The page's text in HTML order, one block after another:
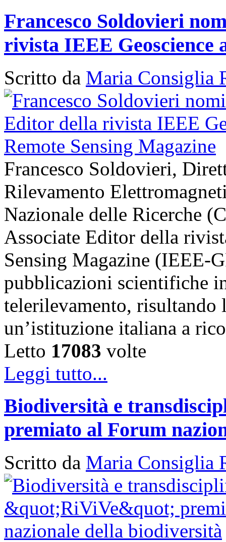
Francesco Soldovieri
rivista IEEE Geoscience
Scritto da Maria Consiglia
Francesco Soldovieri,
Rilevamento
Nazionale delle Ricerche
Associate Editor della
Sensing Magazine (IEEE-
pubblicazioni scientifiche
telerilevamento, risultando
un’istituzione italiana a
Letto 17083 volte
Leggi tutto...
Biodiversità e
premiato al Forum
Scritto da Maria Consiglia